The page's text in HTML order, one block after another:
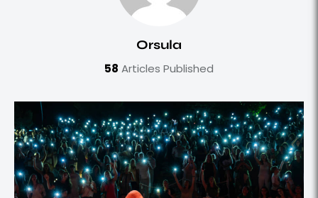
Orsula
58 Articles Published